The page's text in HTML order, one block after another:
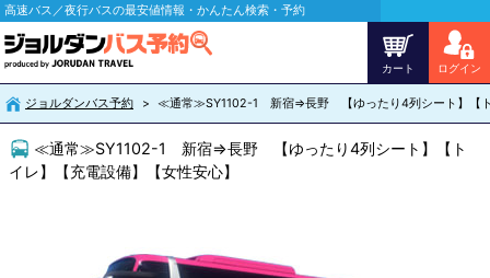
高速バス／夜行バスの最安値情報・かんたん検索・予約
カート ログイン
ジョルダンバス予約 ≪通常≫SY1102-1 新宿⇒長野 【ゆったり4列シート】【ト
≪通常≫SY1102-1 新宿⇒長野 【ゆったり4列シート】【ト
イレ】【充電設備】【女性安心】